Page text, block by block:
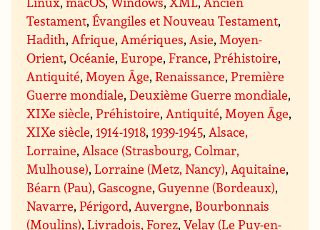
Testament,Évangiles et Nouveau Testament,
Hadith, Afrique, Amériques, Asie, Moyen-
Orient,Océanie,Europe,France,Préhistoire,
Antiquité, Moyen Âge,Renaissance,Première
Guerre mondiale,Deuxième Guerre mondiale,
XIXe siècle,Préhistoire, Antiquité, Moyen Âge,
XIXe siècle,1914-1918,1939-1945, Alsace,
Lorraine, Alsace (Strasbourg, Colmar,
Mulhouse),Lorraine (Metz, Nancy), Aquitaine,
Béarn (Pau),Gascogne,Guyenne (Bordeaux),
Navarre,Périgord, Auvergne, Bourbonnais
(Moulins),Livradois, Forez,Velay (Le Puy-en-